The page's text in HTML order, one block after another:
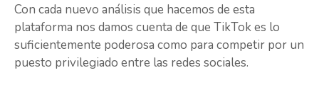
Con cada nuevo análisis que hacemos de esta
plataforma nos damos cuenta de que TikTok es lo
suficientemente poderosa como para competir por un
puesto privilegiado entre las redes sociales.